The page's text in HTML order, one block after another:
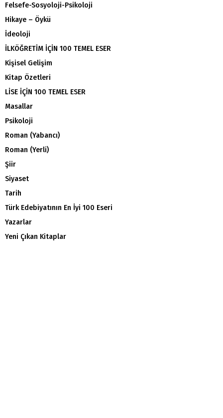
Felsefe-Sosyoloji-Psikoloji
Hikaye – Öykü
İdeoloji
İLKÖĞRETİM İÇİN 100 TEMEL ESER
Kişisel Gelişim
Kitap Özetleri
LİSE İÇİN 100 TEMEL ESER
Masallar
Psikoloji
Roman (Yabancı)
Roman (Yerli)
Şiir
Siyaset
Tarih
Türk Edebiyatının En İyi 100 Eseri
Yazarlar
Yeni Çıkan Kitaplar